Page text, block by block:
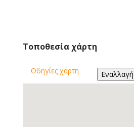
Τοποθεσία χάρτη
Οδηγίες χάρτη